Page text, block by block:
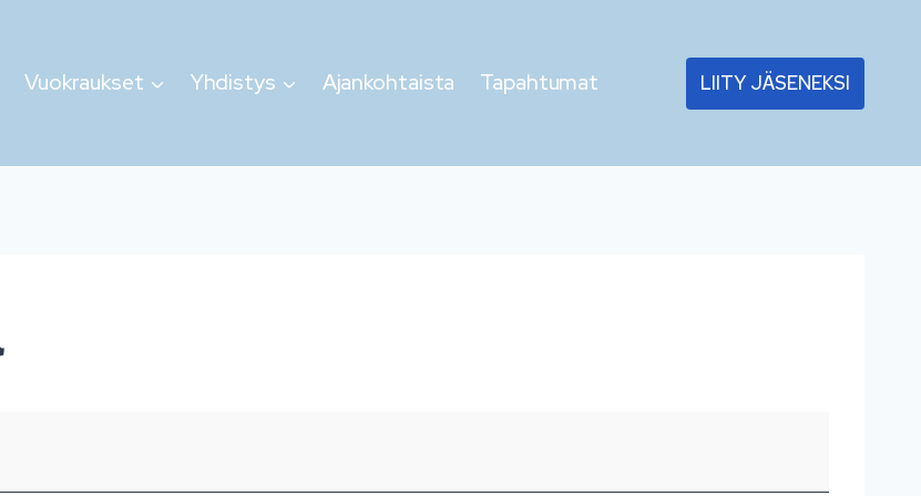
Vuokraukset Yhdistys Ajankohtaista Tapahtumat LIITY JÄSENEKSI